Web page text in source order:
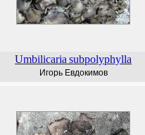
Umbilicaria subpolyphylla
Игорь Евдокимов